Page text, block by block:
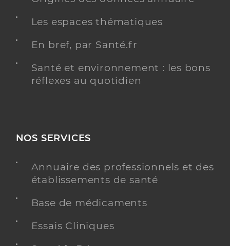
Les espaces thématiques
En bref, par Santé.fr
Santé et environnement : les bons
réflexes au quotidien
NOS SERVICES
Annuaire des professionnels et des
établissements de santé
Base de médicaments
Essais Cliniques